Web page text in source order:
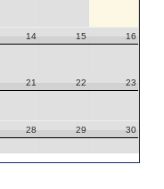
14 15 16
21 22 23
28 29 30